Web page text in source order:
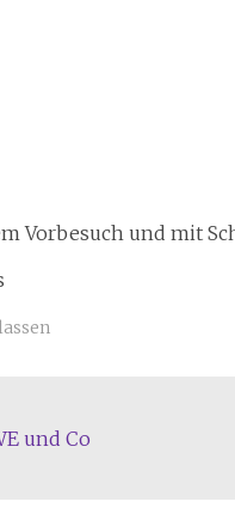
Vorbesuch und mit
und Co